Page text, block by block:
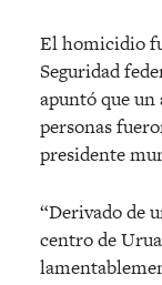
El homicidio
Seguridad
apuntó que un
personas
presidente
“Derivado de
centro de